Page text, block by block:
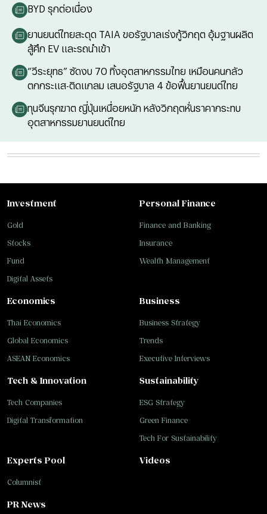
BYD รุกต่อเนื่อง
ยานยนต์ไทยสะดุด TAIA ขอรัฐบาลเร่งกู้วิกฤต อุ้มฐานผลิต
สู้ศึก EV และรถนำเข้า
“วีระยุทธ” ซัดงบ 70 ทิ้งอุตสาหกรรมไทย เหมือนคนกลัว
ตกกระแส-ติดแกลม เสนอรัฐบาล 4 ข้อฟื้นยานยนต์ไทย
ทุนจีนรุกฆาต ญี่ปุ่นเหนื่อยหนัก หลังวิกฤตหั่นราคากระทบ
อุตสาหกรรมยานยนต์ไทย
Investment
Gold
Stocks
Fund
Digital Assets
Personal Finance
Finance and Banking
Insurance
Wealth Management
Business
Business Strategy
Trends
Executive Interviews
Tech & Innovation
Tech Companies
Digital Transformation
Sustainability
ESG Strategy
Green Finance
Tech For Sustainability
Economics
Thai Economics
Global Economics
ASEAN Economics
Experts Pool
Columnist
Videos
PR News